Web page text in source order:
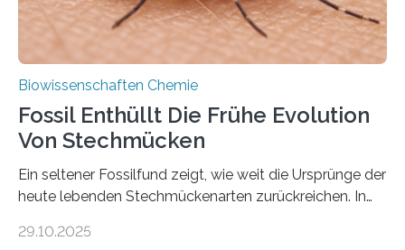
Biowissenschaften Chemie
Fossil Enthüllt Die Frühe Evolution
Von Stechmücken
Ein seltener Fossilfund zeigt, wie weit die Ursprünge der
heute lebenden Stechmückenarten zurückreichen. In
Forschende die bisher älteste bekannte Stechmücken-
29.10.2025